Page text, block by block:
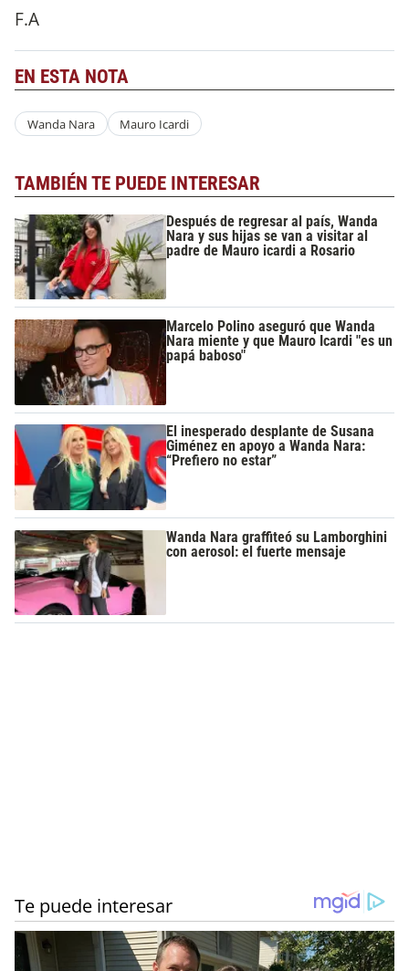
F.A
EN ESTA NOTA
Wanda Nara Mauro Icardi
TAMBIÉN TE PUEDE INTERESAR
Después de regresar al país, Wanda
Nara y sus hijas se van a visitar al
padre de Mauro icardi a Rosario
Marcelo Polino aseguró que Wanda
Nara miente y que Mauro Icardi "es un
papá baboso"
El inesperado desplante de Susana
Giménez en apoyo a Wanda Nara:
“Prefiero no estar”
Wanda Nara graffiteó su Lamborghini
con aerosol: el fuerte mensaje